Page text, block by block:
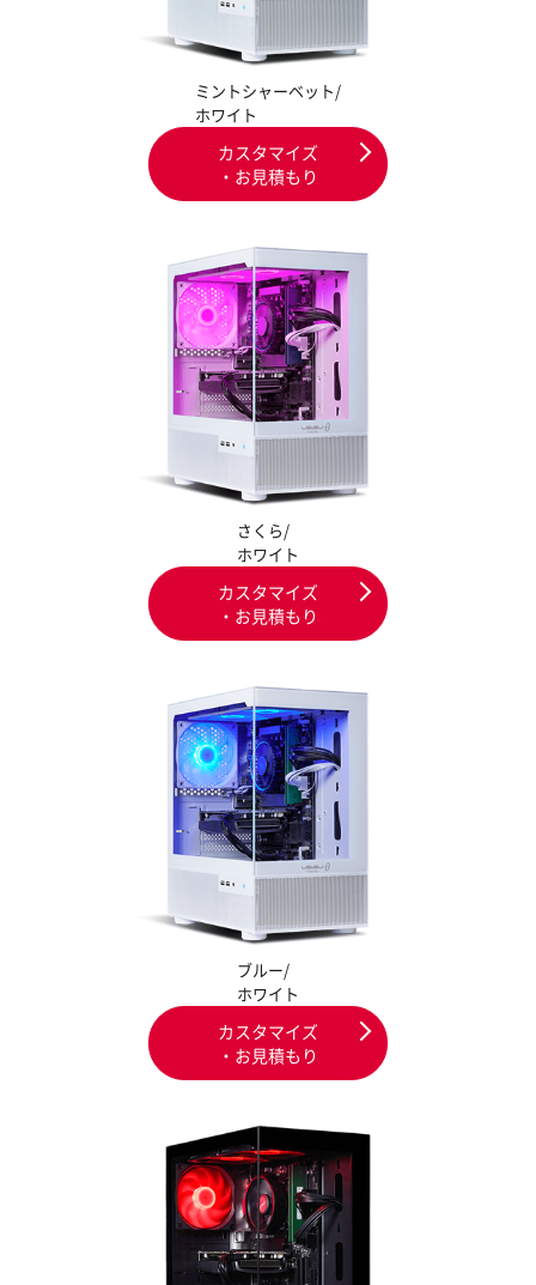
ミントシャーベット/
ホワイト
カスタマイズ
・お見積もり
さくら/
ホワイト
カスタマイズ
・お見積もり
ブルー/
ホワイト
カスタマイズ
・お見積もり